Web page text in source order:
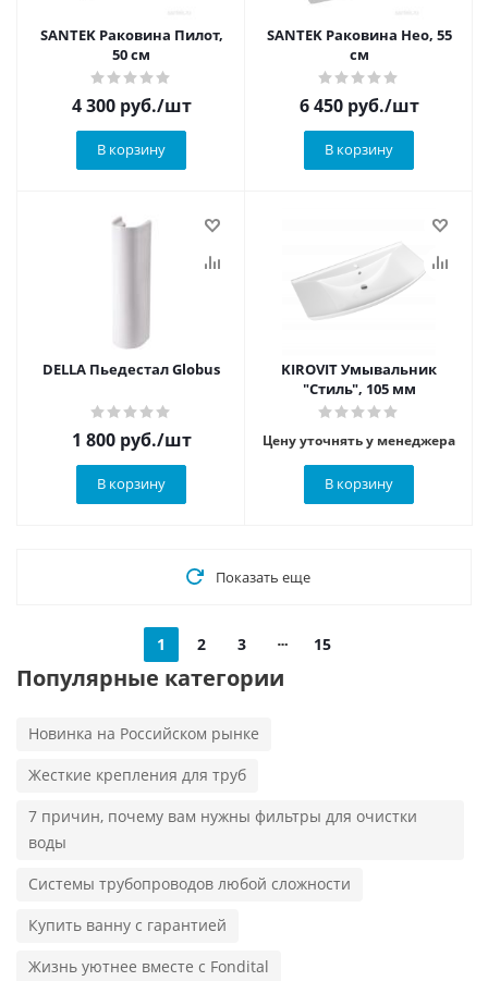
SANTEK Раковина Пилот,
50 см
4 300руб./шт
В корзину
SANTEK Раковина Нео, 55
см
6 450руб./шт
В корзину
DELLA Пьедестал Globus
1 800руб./шт
В корзину
KIROVIT Умывальник
"Стиль", 105 мм
Цену уточнять у менеджера
В корзину
Показать еще
1 2 3 15
Популярные категории
Новинка на Российском рынке
Жесткие крепления для труб
7 причин, почему вам нужны фильтры для очистки
воды
Системы трубопроводов любой сложности
Купить ванну с гарантией
Жизнь уютнее вместе с Fondital